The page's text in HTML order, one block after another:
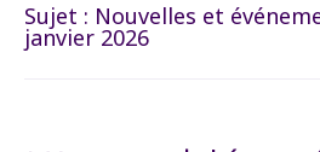
Sujet : Nouvelles et
janvier 2026